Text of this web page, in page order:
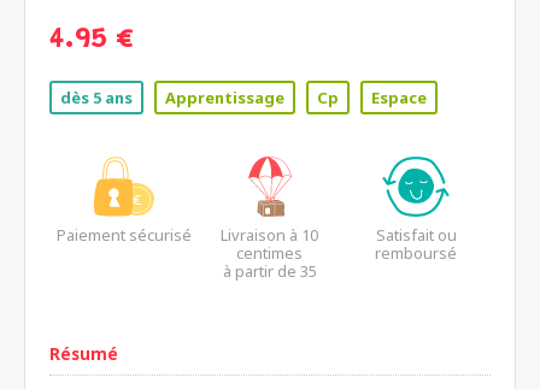
4.95 €
dès 5 ans Apprentissage Cp Espace
Paiement sécurisé
Livraison à 10
centimes
à partir de 35
Satisfait ou
remboursé
Résumé